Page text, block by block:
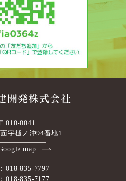
開発株式会社
010-0041
字樋ノ沖94番地1
map
018-835-7797
018-835-7177